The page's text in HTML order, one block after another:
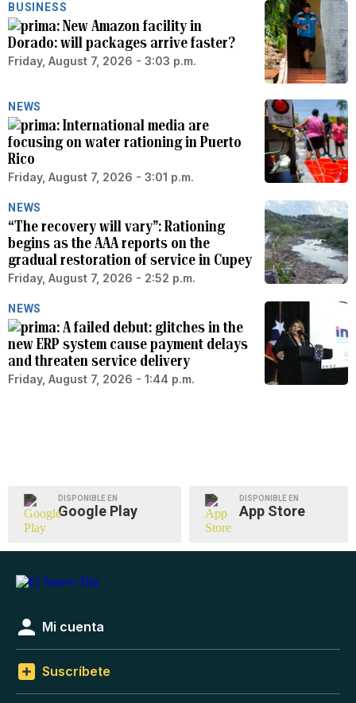
BUSINESS
New Amazon facility in
Dorado: will packages arrive faster?
Friday, August 7, 2026 - 3:03 p.m.
NEWS
International media are
focusing on water rationing in Puerto
Rico
Friday, August 7, 2026 - 3:01 p.m.
NEWS
“The recovery will vary”: Rationing
begins as the AAA reports on the
gradual restoration of service in Cupey
Friday, August 7, 2026 - 2:52 p.m.
NEWS
A failed debut: glitches in the
new ERP system cause payment delays
and threaten service delivery
Friday, August 7, 2026 - 1:44 p.m.
DISPONIBLE EN
Google Play
DISPONIBLE EN
App Store
Mi cuenta
Suscríbete